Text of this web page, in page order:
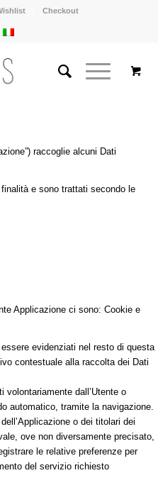
Checkout
raccoglie alcuni Dati
e sono trattati secondo le
Applicazione ci sono: Cookie e
evidenziati nel resto di questa
contestuale alla raccolta dei Dati
volontariamente dall’Utente o
automatico, tramite la navigazione.
o dei titolari dei
ove non diversamente precisato,
le relative preferenze per
del servizio richiesto